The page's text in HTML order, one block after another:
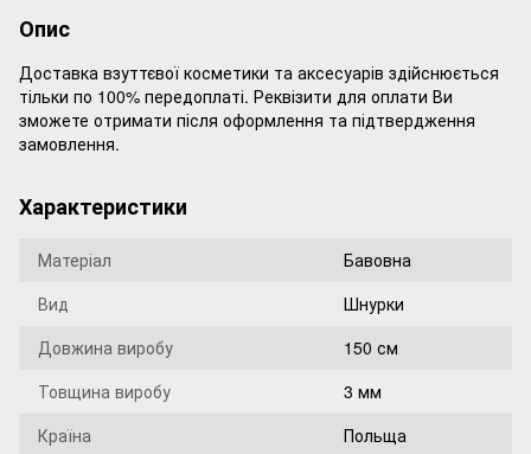
Опис
Доставка взуттєвої косметики та аксесуарів здійснюється
тільки по 100% передоплаті. Реквізити для оплати Ви
зможете отримати після оформлення та підтвердження
замовлення.
Характеристики
Матеріал
Бавовна
Вид
Шнурки
Довжина виробу
150 см
Товщина виробу
3 мм
Країна
Польща